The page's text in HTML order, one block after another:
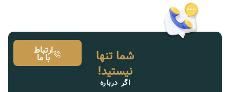
شما تنها
نیستید!
اگر درباره
ارتباط
با ما